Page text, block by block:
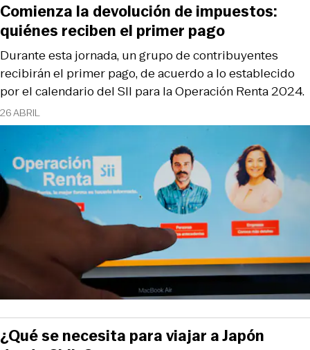
26 ABRIL
Durante esta jornada, un grupo de contribuyentes
recibirán el primer pago, de acuerdo a lo establecido
por el calendario del SII para la Operación Renta 2024.
Comienza la devolución de impuestos:
quiénes reciben el primer pago
¿Qué se necesita para viajar a Japón